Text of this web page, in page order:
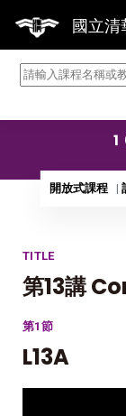
國立清
開放式課程
TITLE
第13講
第1節
L13A